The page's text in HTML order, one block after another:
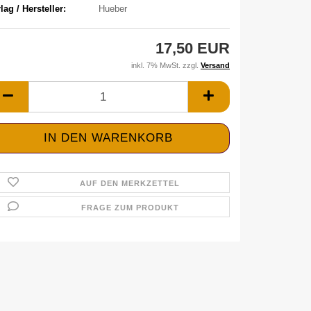
/ Hersteller: Hueber
17,50 EUR
inkl. 7% MwSt. zzgl. Versand
AUF DEN MERKZETTEL
FRAGE ZUM PRODUKT